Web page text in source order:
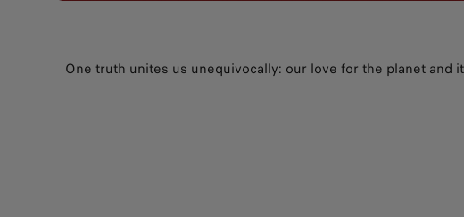
One truth unites us unequivocally: our love for the planet and